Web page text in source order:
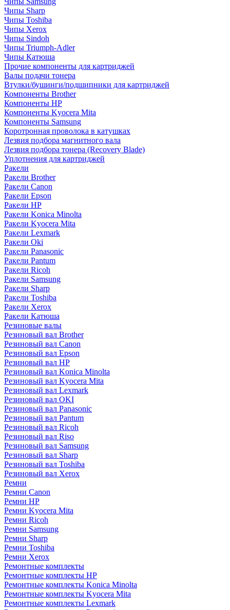
Чипы Sharp
Чипы Toshiba
Чипы Xerox
Чипы Sindoh
Чипы Triumph-Adler
Чипы Катюша
Прочие компоненты для картриджей
Валы подачи тонера
Втулки/бушинги/подшипники для картриджей
Компоненты Brother
Компоненты HP
Компоненты Kyocera Mita
Компоненты Samsung
Коротронная проволока в катушках
Лезвия подбора магнитного вала
Лезвия подбора тонера (Recovery Blade)
Уплотнения для картриджей
Ракели
Ракели Brother
Ракели Canon
Ракели Epson
Ракели HP
Ракели Konica Minolta
Ракели Kyocera Mita
Ракели Lexmark
Ракели Oki
Ракели Panasonic
Ракели Pantum
Ракели Ricoh
Ракели Samsung
Ракели Sharp
Ракели Toshiba
Ракели Xerox
Ракели Катюша
Резиновые валы
Резиновый вал Brother
Резиновый вал Canon
Резиновый вал Epson
Резиновый вал HP
Резиновый вал Konica Minolta
Резиновый вал Kyocera Mita
Резиновый вал Lexmark
Резиновый вал OKI
Резиновый вал Panasonic
Резиновый вал Pantum
Резиновый вал Ricoh
Резиновый вал Riso
Резиновый вал Samsung
Резиновый вал Sharp
Резиновый вал Toshiba
Резиновый вал Xerox
Ремни
Ремни Canon
Ремни HP
Ремни Kyocera Mita
Ремни Ricoh
Ремни Samsung
Ремни Sharp
Ремни Toshiba
Ремни Xerox
Ремонтные комплекты
Ремонтные комплекты HP
Ремонтные комплекты Konica Minolta
Ремонтные комплекты Kyocera Mita
Ремонтные комплекты Lexmark